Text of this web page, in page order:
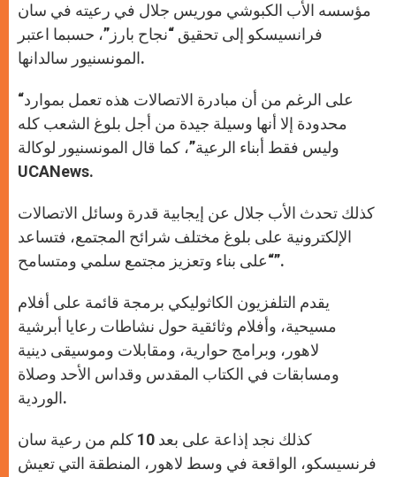
مؤسسه الأب الكبوشي موريس جلال في رعيته في سان
فرانسيسكو إلى تحقيق “نجاح بارز”، حسبما اعتبر
المونسنيور سالدانها.
“على الرغم من أن مبادرة الاتصالات هذه تعمل بموارد
محدودة إلا أنها وسيلة جيدة من أجل بلوغ الشعب كله
وليس فقط أبناء الرعية”، كما قال المونسنيور لوكالة
UCANews.
كذلك تحدث الأب جلال عن إيجابية قدرة وسائل الاتصالات
الإلكترونية على بلوغ مختلف شرائح المجتمع، فتساعد
“على بناء وتعزيز مجتمع سلمي ومتسامح”.
يقدم التلفزيون الكاثوليكي برمجة قائمة على أفلام
مسيحية، وأفلام وثائقية حول نشاطات رعايا أبرشية
لاهور، وبرامج حوارية، ومقابلات وموسيقى دينية
ومسابقات في الكتاب المقدس وقداس الأحد وصلاة
الوردية.
كذلك نجد إذاعة على بعد 10 كلم من رعية سان
فرنسيسكو، الواقعة في وسط لاهور، المنطقة التي تعيش